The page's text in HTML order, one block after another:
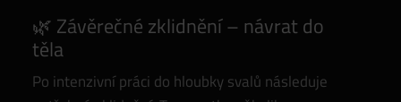
🌿 Závěrečné zklidnění – návrat do
těla
Po intenzivní práci do hloubky svalů následuje